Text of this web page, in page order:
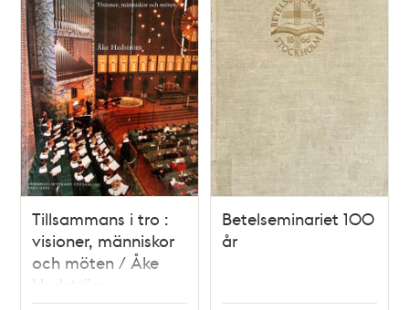
Tillsammans i tro :
visioner, människor
och möten / Åke
Hedström
Betelseminariet 100
år